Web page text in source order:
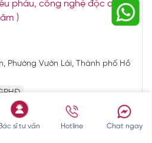
phẫu, công nghệ độc quyền
)
Phường Vườn Lài, Thành phố Hồ
sĩ tư vấn Hotline Chat ngay